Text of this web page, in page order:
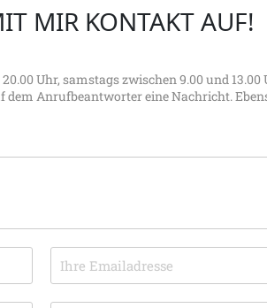
MIR KONTAKT AUF!
Uhr, samstags zwischen 9.00 und
dem Anrufbeantworter eine Nachricht.